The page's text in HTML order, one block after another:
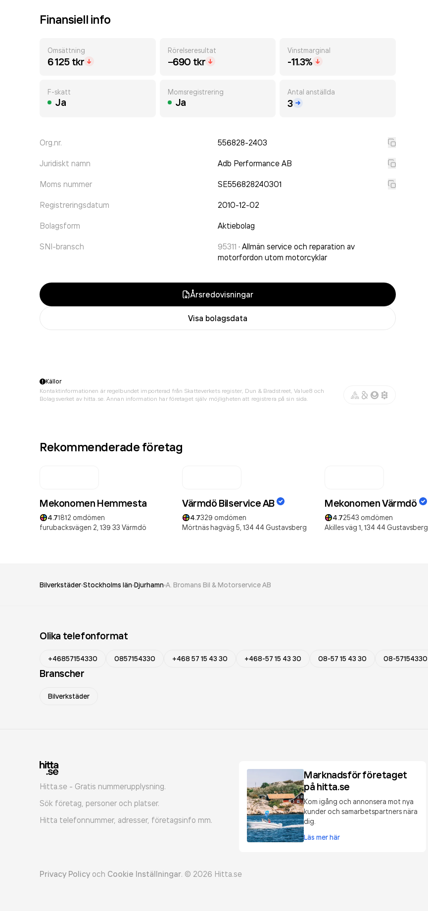
Finansiell info
Omsättning
6 125 tkr
Rörelseresultat
−690 tkr
Vinstmarginal
-11.3%
F-skatt
Ja
Momsregistrering
Ja
Antal anställda
3
Org.nr. 556828-2403
Juridiskt namn Adb Performance AB
Moms nummer SE556828240301
Registreringsdatum 2010-12-02
Bolagsform Aktiebolag
SNI-bransch 95311 · Allmän service och reparation av
motorfordon utom motorcyklar
Årsredovisningar
Visa bolagsdata
Källor
Kontaktinformationen är regelbundet importerad från Skatteverkets register, Dun & Bradstreet, Value8 och
Bolagsverket av hitta.se. Annan information har företaget själv möjligheten att registrera på sin sida.
Rekommenderade företag
Mekonomen Hemmesta
4.71812 omdömen
furubacksvägen 2, 139 33 Värmdö
Värmdö Bilservice AB
4.7329 omdömen
Mörtnäs hagväg 5, 134 44 Gustavsberg
Mekonomen Värmdö
4.72543 omdömen
Akilles väg 1, 134 44 Gustavsberg
Bilverkstäder Stockholms län Djurhamn A. Bromans Bil & Motorservice AB
Olika telefonformat
+46857154330 0857154330 +468 57 15 43 30 +468-57 15 43 30 08-57 15 43 30 08-57154330
Branscher
Bilverkstäder
Hitta.se - Gratis nummerupplysning.
Sök företag, personer och platser.
Hitta telefonnummer, adresser, företagsinfo mm.
Marknadsför företaget
på hitta.se
Kom igång och annonsera mot nya
kunder och samarbetspartners nära
dig.
Läs mer här
Privacy Policy och Cookie Inställningar. © 2026 Hitta.se